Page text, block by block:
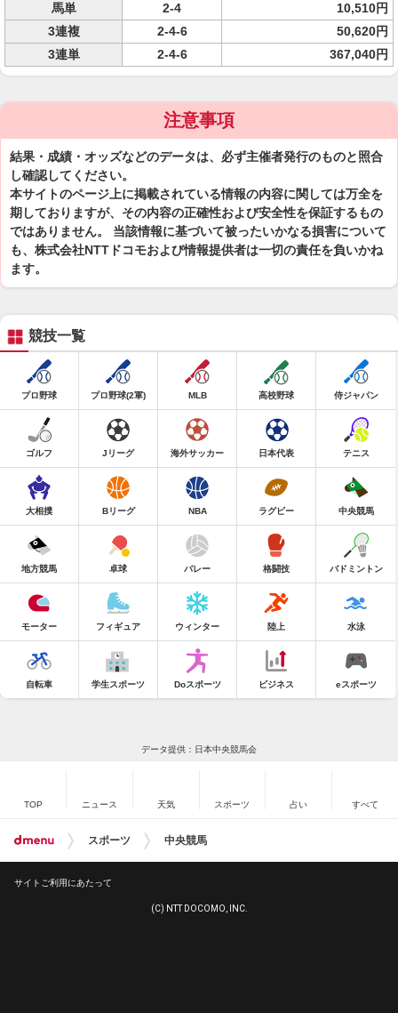
馬単
2-4
10,510円
3連複
2-4-6
50,620円
3連単
2-4-6 367,040円
注意事項
結果・成績・オッズなどのデータは、必ず主催者発行のものと照合
し確認してください。
本サイトのページ上に掲載されている情報の内容に関しては万全を
期しておりますが、その内容の正確性および安全性を保証するもの
ではありません。 当該情報に基づいて被ったいかなる損害について
も、株式会社NTTドコモおよび情報提供者は一切の責任を負いかね
ます。
競技一覧
プロ野球 プロ野球(2軍) MLB 高校野球 侍ジャパン
ゴルフ Jリーグ 海外サッカー 日本代表 テニス
大相撲 Bリーグ NBA ラグビー 中央競馬
地方競馬 卓球 バレー 格闘技 バドミントン
モーター フィギュア ウィンター 陸上 水泳
自転車 学生スポーツ Doスポーツ ビジネス eスポーツ
データ提供：日本中央競馬会
TOP ニュース 天気 スポーツ 占い すべて
スポーツ 中央競馬
サイトご利用にあたって
(C) NTT DOCOMO, INC.